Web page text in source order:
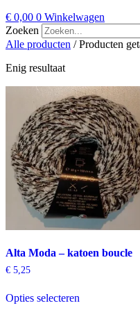
€ 0,00 0 Winkelwagen
Zoeken
Alle producten / Producten
Enig resultaat
Alta Moda – katoen boucle
€ 5,25
Opties selecterenproduct